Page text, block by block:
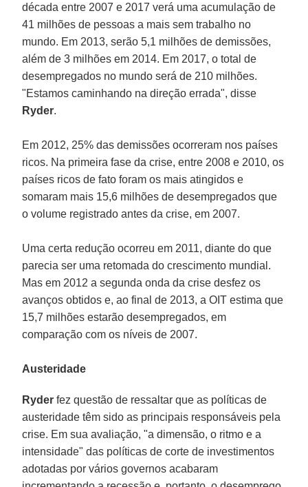
década entre 2007 e 2017 verá uma acumulação de
41 milhões de pessoas a mais sem trabalho no
mundo. Em 2013, serão 5,1 milhões de demissões,
além de 3 milhões em 2014. Em 2017, o total de
desempregados no mundo será de 210 milhões.
"Estamos caminhando na direção errada", disse
Ryder.
Em 2012, 25% das demissões ocorreram nos países
ricos. Na primeira fase da crise, entre 2008 e 2010, os
países ricos de fato foram os mais atingidos e
somaram mais 15,6 milhões de desempregados que
o volume registrado antes da crise, em 2007.
Uma certa redução ocorreu em 2011, diante do que
parecia ser uma retomada do crescimento mundial.
Mas em 2012 a segunda onda da crise desfez os
avanços obtidos e, ao final de 2013, a OIT estima que
15,7 milhões estarão desempregados, em
comparação com os níveis de 2007.
Austeridade
Ryderfez questão de ressaltar que as políticas de
austeridade têm sido as principais responsáveis pela
crise. Em sua avaliação, "a dimensão, o ritmo e a
intensidade" das políticas de corte de investimentos
adotadas por vários governos acabaram